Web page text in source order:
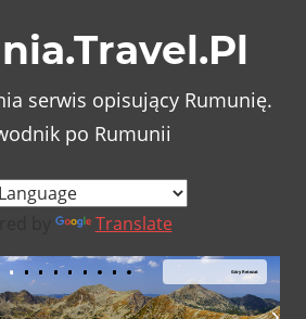
serwis opisujący Rumunię.
po Rumunii
Translate
Góry Retezat